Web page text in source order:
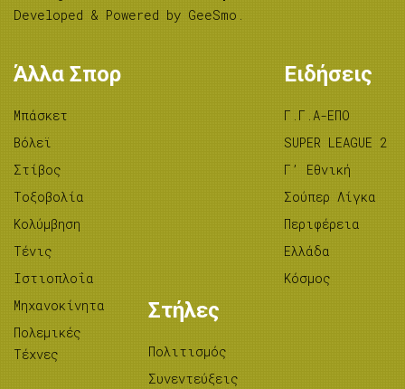
Developed & Powered by GeeSmo .
Άλλα Σπορ
Μπάσκετ
Βόλεϊ
Στίβος
Tοξοβολία
Κολύμβηση
Τένις
Ιστιοπλοΐα
Μηχανοκίνητα
Πολεμικές
Τέχνες
Ειδήσεις
Γ.Γ.Α-ΕΠΟ
SUPER LEAGUE 2
Γ’ Εθνική
Σούπερ Λίγκα
Περιφέρεια
Ελλάδα
Κόσμος
Στήλες
Πολιτισμός
Συνεντεύξεις